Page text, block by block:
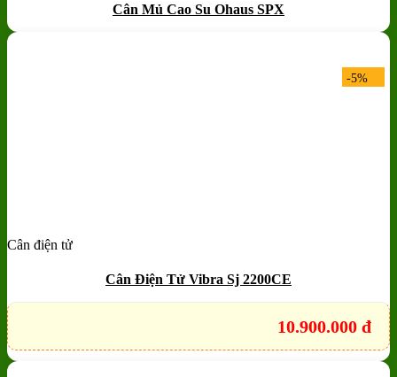
Cân Mủ Cao Su Ohaus SPX
-5%
Add to wishlist
Cân điện tử
Cân Điện Tử Vibra Sj 2200CE
10.900.000 đ